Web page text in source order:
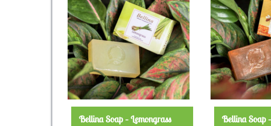
Bellina Soap – Lemongrass Bellina Soap